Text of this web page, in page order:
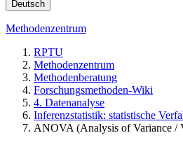
Deutsch
Methodenzentrum
RPTU
Methodenzentrum
Methodenberatung
Forschungsmethoden-Wiki
4. Datenanalyse
Inferenzstatistik: statistische
ANOVA (Analysis of Variance /